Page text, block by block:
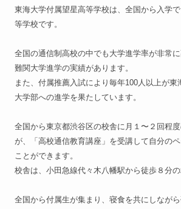
東海大学付属望星高等学校は、全国から入学
等学校です。
全国の通信制高校の中でも大学進学率が非常
難関大学進学の実績があります。
また、付属推薦入試により毎年100人以上が東
大学部への進学を果たしています。
全国から東京都渋谷区の校舎に月１〜２回程
が、「高校通信教育講座」を受講して自分の
ことができます。
校舎は、小田急線代々木八幡駅から徒歩８分の
全国から付属生が集まり、寝食を共にしなが